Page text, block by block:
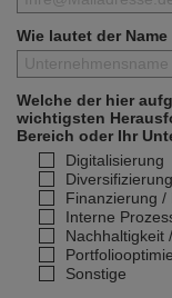
Wie lautet der
Welche der hier
wichtigsten
Bereich oder Ihr
Digitalisierung
Diversifizierung
Finanzierung /
Interne
Nachhaltigkeit
Sonstige